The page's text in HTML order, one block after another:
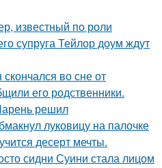
известный по роли
супруга Тейлор доум ждут
во сне от
его родственники.
решил
луковицу на палочке
десерт мечты.
сидни Суини стала лицом